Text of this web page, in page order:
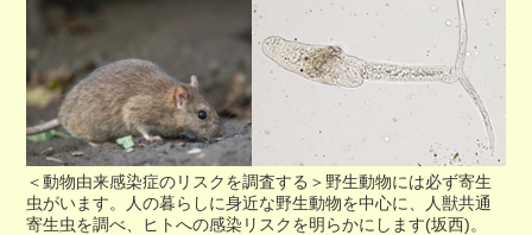
＜動物由来感染症のリスクを調査する＞野生動物には必ず寄生
虫がいます。人の暮らしに身近な野生動物を中心に、人獣共通
寄生虫を調べ、ヒトへの感染リスクを明らかにします(坂西)。